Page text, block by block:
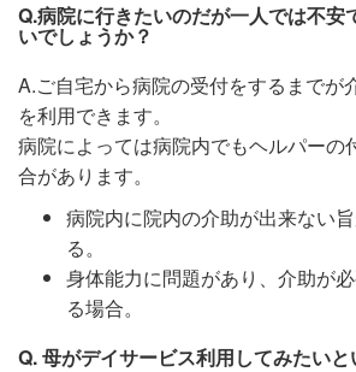
Q.病院に行きたいのだが一人では不安
いでしょうか？
A.ご自宅から病院の受付をするまでが
を利用できます。
病院によっては病院内でもヘルパーの
合があります。
病院内に院内の介助が出来ない
る。
身体能力に問題があり、介助が
る場合。
Q. 母がデイサービス利用してみたいと